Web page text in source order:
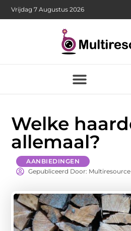
Vrijdag 7 Augustus 2026
Welke
allemaal?
AANBIEDINGEN
Gepubliceerd Door: Multiresource